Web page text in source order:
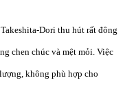
Dori thu hút rất đông
chen chúc và mệt mỏi. Việc
không phù hợp cho